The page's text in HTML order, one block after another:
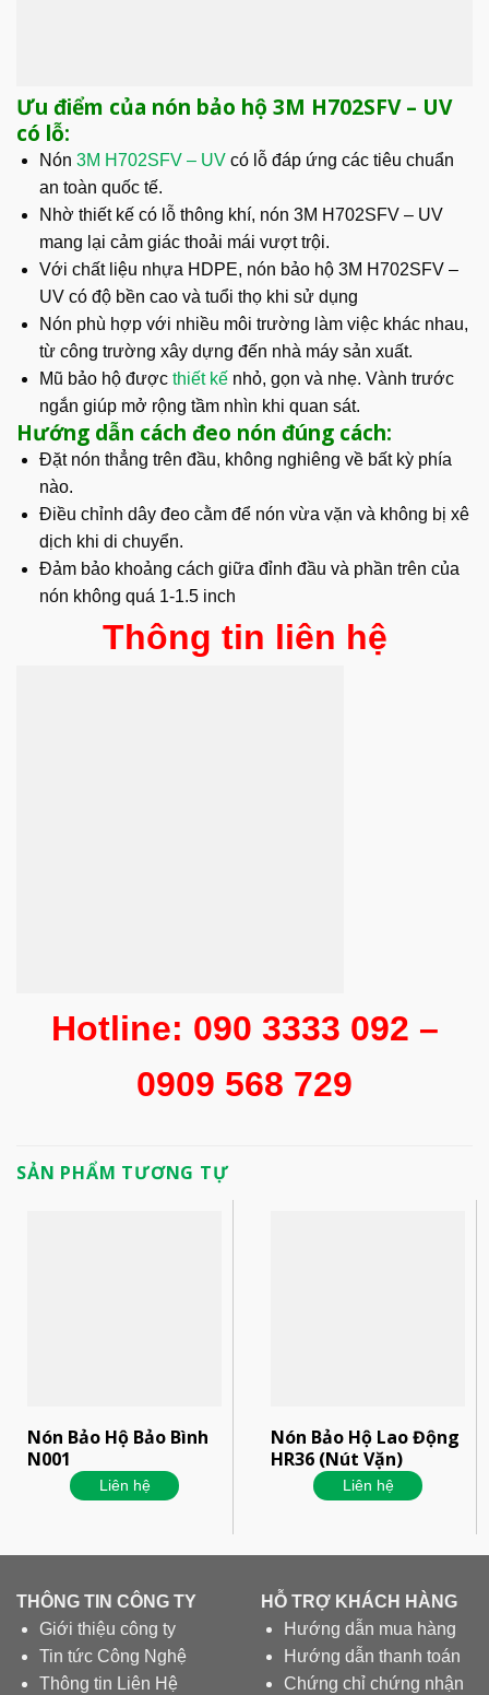
Ưu điểm của nón bảo hộ 3M H702SFV – UV
có lỗ:
Nón 3M H702SFV – UVcó lỗ đáp ứng các tiêu chuẩn
an toàn quốc tế.
Nhờ thiết kế có lỗ thông khí, nón 3M H702SFV – UV
mang lại cảm giác thoải mái vượt trội.
Với chất liệu nhựa HDPE, nón bảo hộ 3M H702SFV –
UV có độ bền cao và tuổi thọ khi sử dụng
Nón phù hợp với nhiều môi trường làm việc khác nhau,
từ công trường xây dựng đến nhà máy sản xuất.
Mũ bảo hộ được thiết kếnhỏ, gọn và nhẹ. Vành trước
ngắn giúp mở rộng tầm nhìn khi quan sát.
Hướng dẫn cách đeo nón đúng cách:
Đặt nón thẳng trên đầu, không nghiêng về bất kỳ phía
nào.
Điều chỉnh dây đeo cằm để nón vừa vặn và không bị xê
dịch khi di chuyển.
Đảm bảo khoảng cách giữa đỉnh đầu và phần trên của
nón không quá 1-1.5 inch
Thông tin liên hệ
Hotline: 090 3333 092 –
0909 568 729
SẢN PHẨM TƯƠNG TỰ
Nón Bảo Hộ Bảo Bình
N001
Liên hệ
Nón Bảo Hộ Lao Động
HR36 (Nút Vặn)
Liên hệ
THÔNG TIN CÔNG TY
Giới thiệu công ty
Tin tức Công Nghệ
Thông tin Liên Hệ
HỖ TRỢ KHÁCH HÀNG
Hướng dẫn mua hàng
Hướng dẫn thanh toán
Chứng chỉ chứng nhận